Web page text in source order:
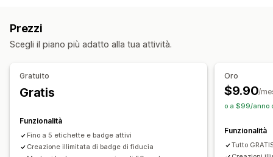
Personalizzazione
Font
Stile
Caricamento di file
Adattivo per dispositivi mobili
In base al dispositivo
Posizione delle icone
Posizione manuale
Posizionamento automatico
Prezzi
Scegli il piano più adatto alla tua attività.
Gratuito
Gratis
Funzionalità
Fino a 5 etichette e badge attivi
Creazione illimitata di badge di fiducia
Oro
$9.90/
o a $99/anno
Funzionalità
Tutto